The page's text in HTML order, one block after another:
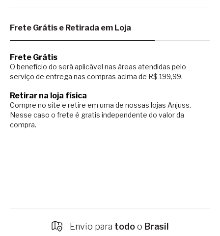
Frete Grátis e Retirada em Loja
Frete Grátis
O benefício do será aplicável nas áreas atendidas pelo
serviço de entrega nas compras acima de R$ 199,99.
Retirar na loja física
Compre no site e retire em uma de nossas lojas Anjuss.
Nesse caso o frete é gratis independente do valor da
compra.
Envio para todoo Brasil